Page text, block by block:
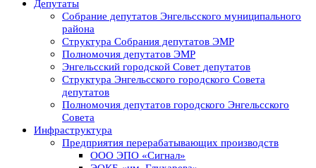
Депутаты
Собрание депутатов Энгельсского муниципального
района
Структура Собрания депутатов ЭМР
Полномочия депутатов ЭМР
Энгельсский городской Совет депутатов
Структура Энгельсского городского Совета
депутатов
Полномочия депутатов городского Энгельсского
Совета
Инфраструктура
Предприятия перерабатывающих производств
ООО ЭПО «Сигнал»